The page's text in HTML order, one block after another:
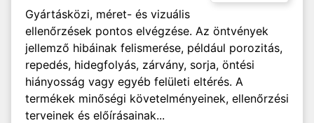
Gyártásközi, méret- és vizuális
ellenőrzések pontos elvégzése. Az öntvények
jellemző hibáinak felismerése, például porozitás,
repedés, hidegfolyás, zárvány, sorja, öntési
hiányosság vagy egyéb felületi eltérés. A
termékek minőségi követelményeinek, ellenőrzési
terveinek és előírásainak...